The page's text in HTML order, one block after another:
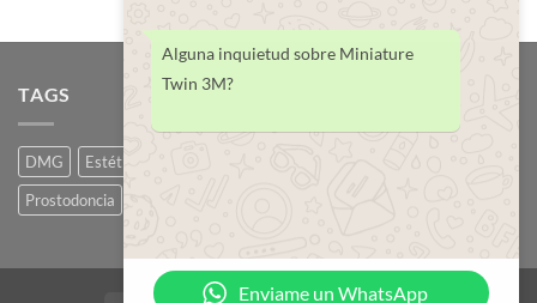
TAGS
DMG Estética
Prostodoncia
Alguna inquietud sobre Miniature
Twin 3M?
Enviame un WhatsApp